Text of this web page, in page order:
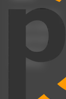
Podcast anmelden
Podcast hochladen
Podcast-Events
Registrierung
Anmeldung